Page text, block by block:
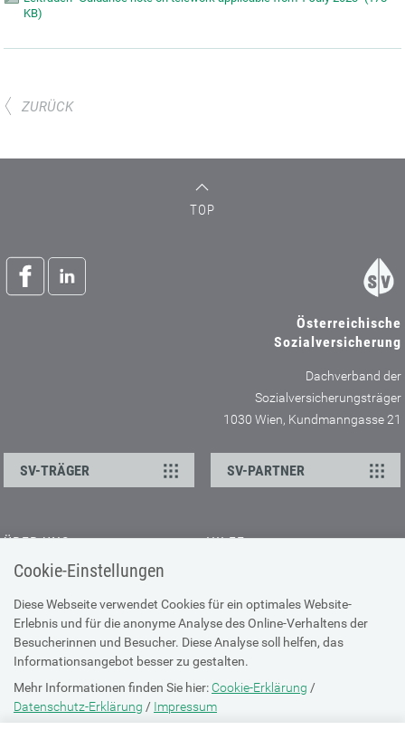
Cookie-Einstellungen
Diese Webseite verwendet Cookies für ein optimales Website-
Erlebnis und für die anonyme Analyse des Online-Verhaltens der
Besucherinnen und Besucher. Diese Analyse soll helfen, das
Informationsangebot besser zu gestalten.
Mehr Informationen finden Sie hier: Cookie-Erklärung /
Datenschutz-Erklärung / Impressum
KB)
ZURÜCK
TOP
Österreichische
Sozialversicherung
Dachverband der
Sozialversicherungsträger
1030 Wien, Kundmanngasse 21
SV-TRÄGER SV-PARTNER
ÜBER UNS
Kontakt
Offene Stellen
Presse
HILFE
Browser-Info & Sicherheit
Hilfe zur Suche
Technische Unterstützung
DATENSCHUTZ